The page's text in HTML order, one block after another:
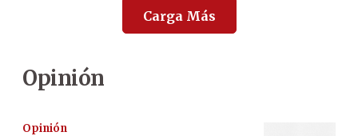
Carga Más
Opinión
Opinión